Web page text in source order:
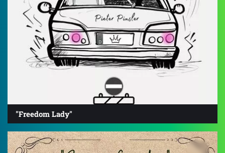
"Freedom Lady"